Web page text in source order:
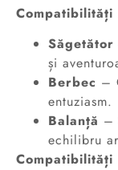
Compatibilități
Săgetător
și
Berbec –
entuziasm.
Balanță –
echilibru
Compatibilități